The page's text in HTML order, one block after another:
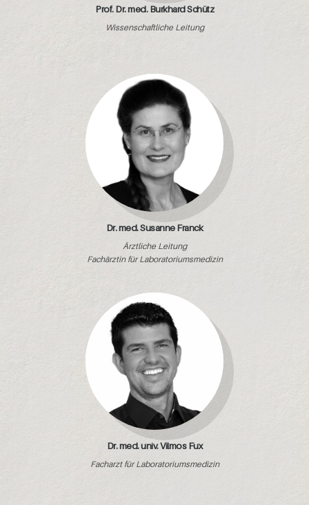
Prof. Dr. med. Burkhard Schütz
Wissenschaftliche Leitung
Dr. med. Susanne Franck
Ärztliche Leitung
Fachärztin für Laboratoriumsmedizin
Dr. med. univ. Vilmos Fux
Facharzt für Laboratoriumsmedizin